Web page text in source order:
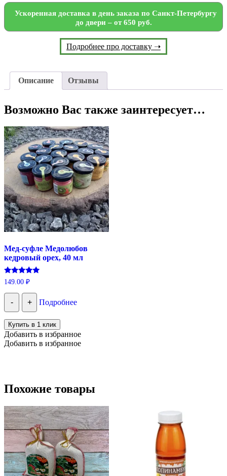
Ускоренная доставка в день заказа по Санкт-Петербургу
до двери – от 650 руб.
Подробнее про доставку ➝
Описание Отзывы
Возможно Вас также заинтересует…
Мед-суфле Медолюбов
кедровый орех, 40 мл
Оценка
5.00
из 5
149.00 ₽
- + Подробнее
Купить в 1 клик
Добавить в избранное
Добавить в избранное
Похожие товары